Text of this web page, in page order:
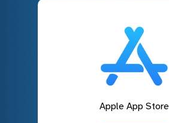
Apple App Store